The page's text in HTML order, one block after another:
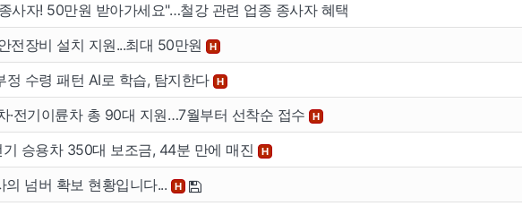
법인넘버
사자! 50만원 받아가세요"…철강 관련 업종 종사자 혜택
전장비 설치 지원...최대 50만원 H
정 수령 패턴 AI로 학습, 탐지한다 H
·전기이륜차 총 90대 지원…7월부터 선착순 접수 H
승용차 350대 보조금, 44분 만에 매진 H
넘버 확보 현황입니다... H